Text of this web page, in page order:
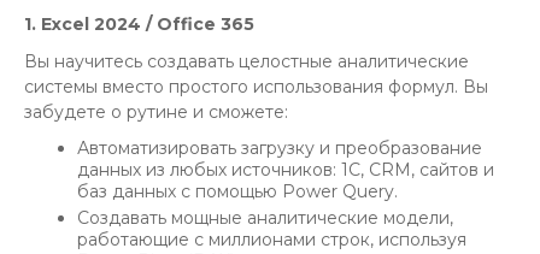
1. Excel 2024 / Office 365
Вы научитесь создавать целостные аналитические
системы вместо простого использования формул. Вы
забудете о рутине и сможете:
Автоматизировать загрузку и преобразование
данных из любых источников: 1С, CRM, сайтов и
баз данных с помощью Power Query.
Создавать мощные аналитические модели,
работающие с миллионами строк, используя